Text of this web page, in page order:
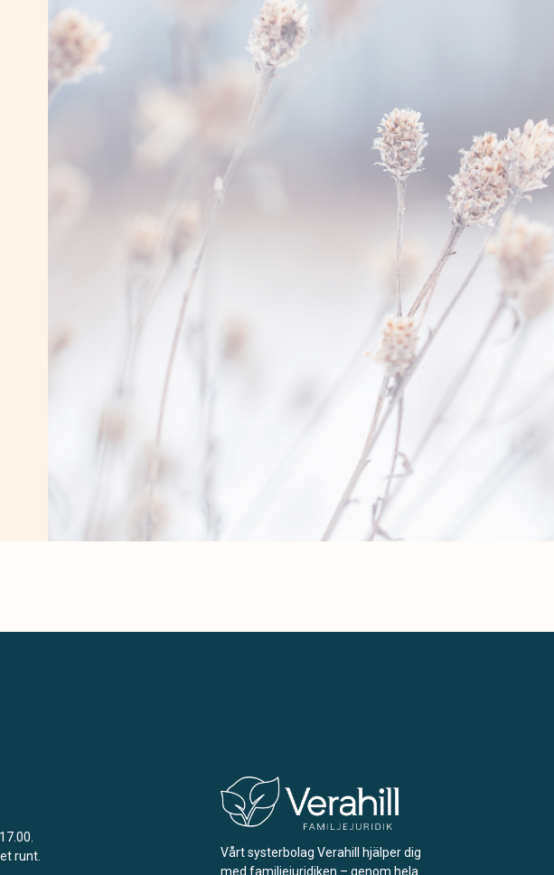
runt.
Vårt systerbolag Verahill hjälper dig
med familjejuridiken – genom hela